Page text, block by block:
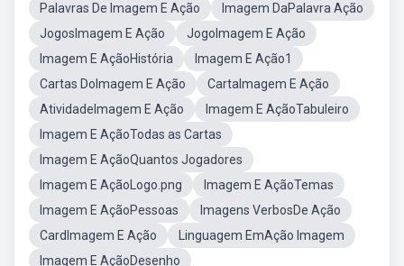
Palavras De Imagem E Ação
Imagem DaPalavra Ação
JogosImagem E Ação
JogoImagem E Ação
Imagem E AçãoHistória
Imagem E Ação1
Cartas DoImagem E Ação
CartaImagem E Ação
AtividadeImagem E Ação
Imagem E AçãoTabuleiro
Imagem E AçãoTodas as Cartas
Imagem E AçãoQuantos Jogadores
Imagem E AçãoLogo.png
Imagem E AçãoTemas
Imagem E AçãoPessoas
Imagens VerbosDe Ação
CardImagem E Ação
Linguagem EmAção Imagem
Imagem E AçãoDesenho